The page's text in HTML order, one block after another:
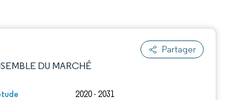
Partager
DU MARCHÉ
2020 - 2031